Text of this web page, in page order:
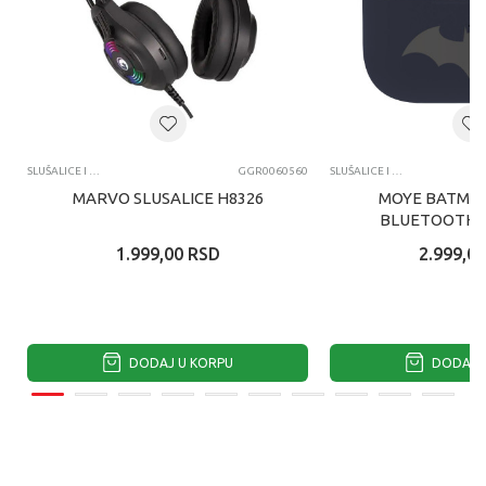
SLUŠALICE I MIKROFONI GGR0060560
MARVO SLUSALICE H8326
1.999,00 RSD
DODAJ U KORPU
SLUŠALICE I MIKROFONI
MOYE
BLUETOOTH
2.999,00
DODAJ